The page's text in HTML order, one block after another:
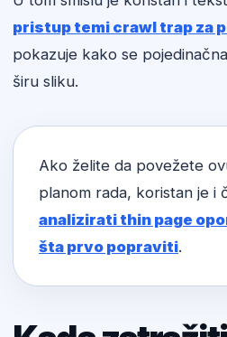
pristup temi crawl trap za
pokazuje kako se
širu sliku.
Ako želite da povežete
planom rada, koristan je i
analizirati thin page
šta prvo popraviti.